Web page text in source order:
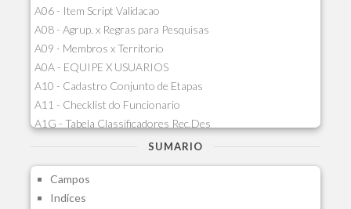
A06 - Item Script Validacao
A08 - Agrup. x Regras para Pesquisas
A09 - Membros x Territorio
A0A - EQUIPE X USUARIOS
A10 - Cadastro Conjunto de Etapas
A11 - Checklist do Funcionario
A1G - Tabela Classificadores Rec.Des
A1H - Itens Tabela Classif.Rec.Desp.
A1J - Itens Aglutinadores Visao
A1N - Tipos de Card
SUMARIO
Campos
Indices